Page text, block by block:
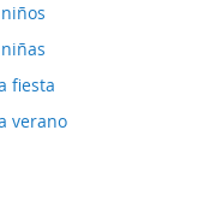
fiesta
verano